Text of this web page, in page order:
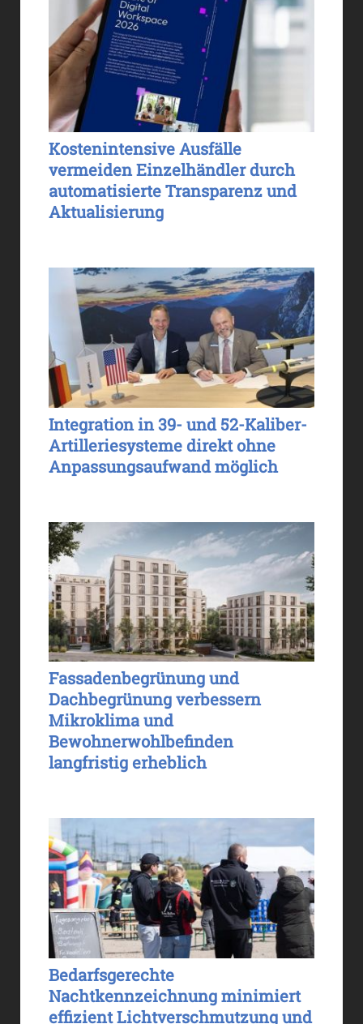
Kostenintensive Ausfälle
vermeiden Einzelhändler durch
automatisierte Transparenz und
Aktualisierung
Integration in 39- und 52-Kaliber-
Artilleriesysteme direkt ohne
Anpassungsaufwand möglich
Fassadenbegrünung und
Dachbegrünung verbessern
Mikroklima und
Bewohnerwohlbefinden
langfristig erheblich
Bedarfsgerechte
Nachtkennzeichnung minimiert
effizient Lichtverschmutzung und